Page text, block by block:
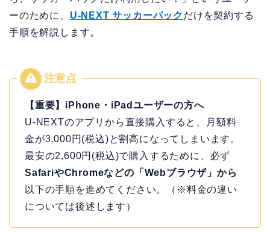
ーのために、 U-NEXT サッカーパック だけを契約する
手順を解説します。
【重要】iPhone・iPadユーザーの方へ
U-NEXTのアプリから直接購入すると、月額料
金が3,000円(税込)と割高になってしまいます。
最安の2,600円(税込)で購入するために、必ず
SafariやChromeなどの「Webブラウザ」から
以下の手順を進めてください。（※料金の違い
については後述します）